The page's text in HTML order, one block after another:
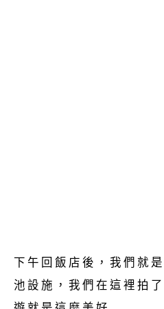
下午回飯店後，我們就
池設施，我們在這裡拍